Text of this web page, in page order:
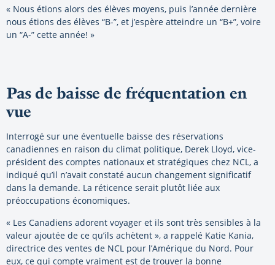
« Nous étions alors des élèves moyens, puis l’année dernière
nous étions des élèves “B-”, et j’espère atteindre un “B+”, voire
un “A-” cette année! »
Pas de baisse de fréquentation en
vue
Interrogé sur une éventuelle baisse des réservations
canadiennes en raison du climat politique, Derek Lloyd, vice-
président des comptes nationaux et stratégiques chez NCL, a
indiqué qu’il n’avait constaté aucun changement significatif
dans la demande. La réticence serait plutôt liée aux
préoccupations économiques.
« Les Canadiens adorent voyager et ils sont très sensibles à la
valeur ajoutée de ce qu’ils achètent », a rappelé Katie Kania,
directrice des ventes de NCL pour l’Amérique du Nord. Pour
eux, ce qui compte vraiment est de trouver la bonne